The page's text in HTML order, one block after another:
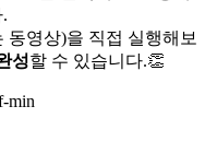
동영상)을 직접 실행해보
성할 수 있습니다.👏